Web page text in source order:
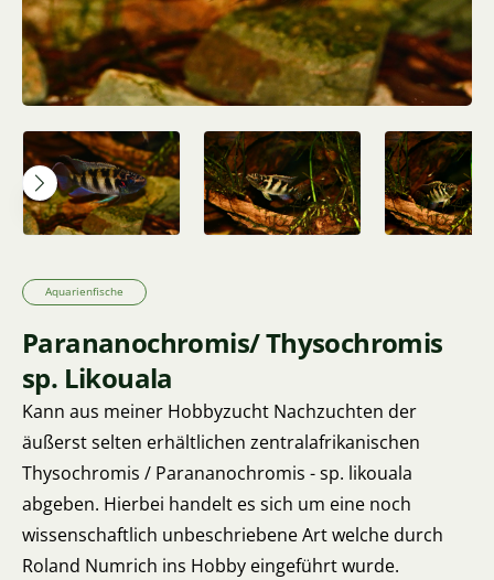
Aquarienfische
Parananochromis/ Thysochromis
sp. Likouala
Kann aus meiner Hobbyzucht Nachzuchten der
äußerst selten erhältlichen zentralafrikanischen
Thysochromis / Parananochromis - sp. likouala
abgeben. Hierbei handelt es sich um eine noch
wissenschaftlich unbeschriebene Art welche durch
Roland Numrich ins Hobby eingeführt wurde.